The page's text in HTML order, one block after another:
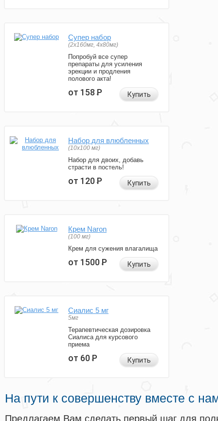
Супер набор
(2х160мг, 4х80мг)
Попробуй все супер
препараты для усиления
эрекции и продления
полового акта!
от 158Р Купить
Набор для влюбленных
(10х100 мг)
Набор для двоих, добавь
страсти в постель!
от 120Р Купить
Крем Naron
(100 мг)
Крем для сужения влагалища
от 1500Р Купить
Сиалис 5 мг
5мг
Терапевтическая дозировка
Сиалиса для курсового
приема
от 60Р Купить
На пути к совершенству вместе с
Предлагаем Вам сделать первый шаг для